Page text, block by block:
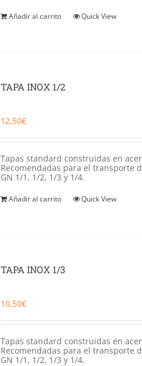
Añadir al carrito Quick View
TAPA INOX 1/2
12,50€
Tapas standard construidas en
Recomendadas para el transporte
GN 1/1, 1/2, 1/3 y 1/4.
Añadir al carrito Quick View
TAPA INOX 1/3
10,50€
Tapas standard construidas en
Recomendadas para el transporte
GN 1/1, 1/2, 1/3 y 1/4.